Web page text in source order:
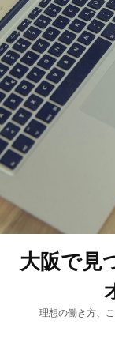
大阪で見
理想の働き方、